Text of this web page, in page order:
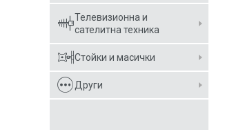
Телевизионна и
сателитна техника
Стойки и масички
Други